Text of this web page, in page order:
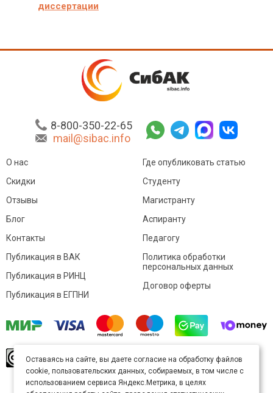
диссертации
8-800-350-22-65
mail@sibac.info
О нас
Скидки
Отзывы
Блог
Контакты
Где опубликовать статью
Студенту
Магистранту
Аспиранту
Педагогу
Публикация в ВАК
Публикация в РИНЦ
Публикация в ЕГПНИ
Политика обработки
персональных данных
Договор оферты
произведение доступно полицензии Creative
Commons «Attribution» («Атрибуция») 4.0
Непортированная.
Оставаясь на сайте, вы даете согласие на обработку файлов
cookie, пользовательских данных, собираемых, в том числе с
использованием сервиса Яндекс.Метрика, в целях